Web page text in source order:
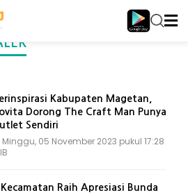
Kabupaten Magetan,
Dorong The Craft Man Punya
Sendiri
Minggu, 05 November 2023 pukul 17:28
Raih Apresiasi Bunda